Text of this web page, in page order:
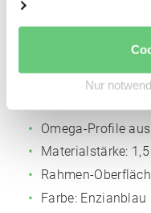
Nur
Stützrahmen
Omega-Profile
Materialstärke:
Rahmen-
Farbe: Enzianblau